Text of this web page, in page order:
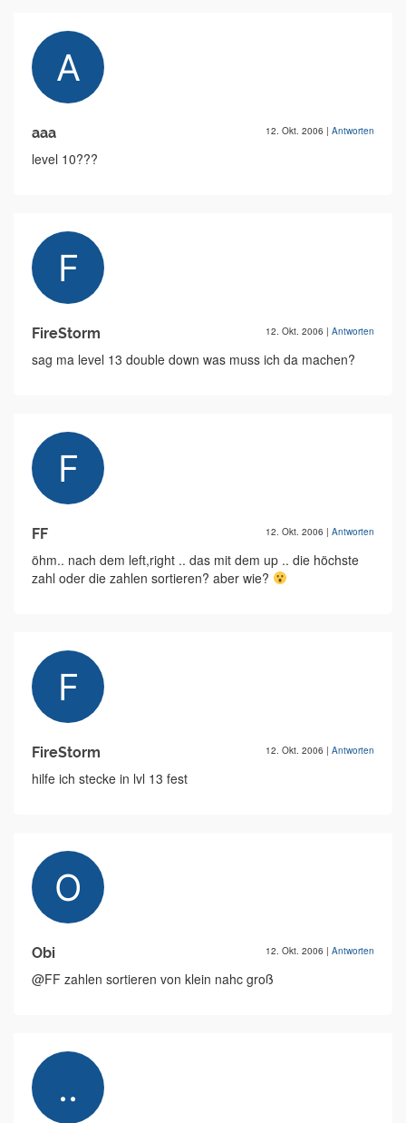
aaa 12. Okt. 2006 | Antworten
level 10???
FireStorm 12. Okt. 2006 | Antworten
sag ma level 13 double down was muss ich da machen?
FF 12. Okt. 2006 | Antworten
öhm.. nach dem left,right .. das mit dem up .. die höchste
zahl oder die zahlen sortieren? aber wie?
FireStorm 12. Okt. 2006 | Antworten
hilfe ich stecke in lvl 13 fest
Obi 12. Okt. 2006 | Antworten
@FF zahlen sortieren von klein nahc groß